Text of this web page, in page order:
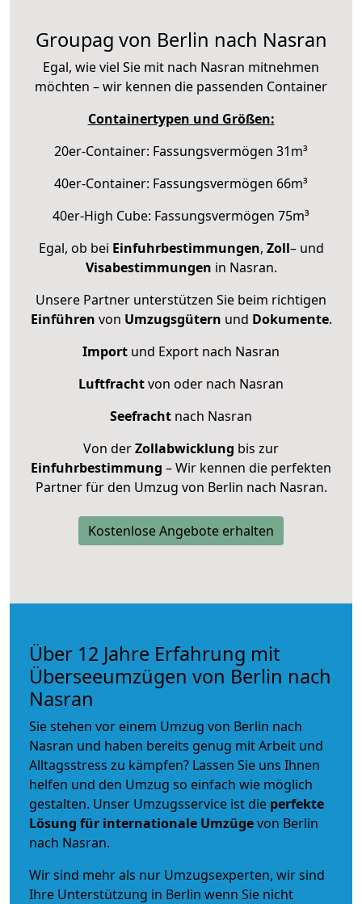
Groupag von Berlin nach Nasran
Egal, wie viel Sie mit nach Nasran mitnehmen
möchten – wir kennen die passenden Container
Containertypen und Größen:
20er-Container: Fassungsvermögen 31m³
40er-Container: Fassungsvermögen 66m³
40er-High Cube: Fassungsvermögen 75m³
Egal, ob bei Einfuhrbestimmungen, Zoll– und
Visabestimmungen in Nasran.
Unsere Partner unterstützen Sie beim richtigen
Einführen von Umzugsgütern und Dokumente.
Import und Export nach Nasran
Luftfrachtvon oder nach Nasran
Seefracht nach Nasran
Von derZollabwicklung bis zur
Einfuhrbestimmung – Wir kennen die perfekten
Partner für den Umzug von Berlin nach Nasran.
Kostenlose Angebote erhalten
Über 12 Jahre Erfahrung mit
Überseeumzügen von Berlin nach
Nasran
Sie stehen vor einem Umzug von Berlin nach
Nasran und haben bereits genug mit Arbeit und
Alltagsstress zu kämpfen? Lassen Sie uns Ihnen
helfen und den Umzug so einfach wie möglich
gestalten. Unser Umzugsservice ist die perfekte
Lösung für internationale Umzügevon Berlin
nach Nasran.
Wir sind mehr als nur Umzugsexperten, wir sind
Ihre Unterstützung in Berlin wenn Sie nicht